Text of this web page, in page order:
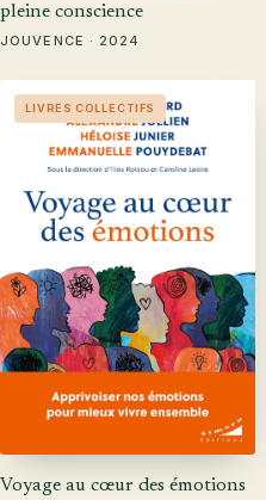
pleine conscience
JOUVENCE · 2024
LIVRES COLLECTIFS
Voyage au cœur des émotions